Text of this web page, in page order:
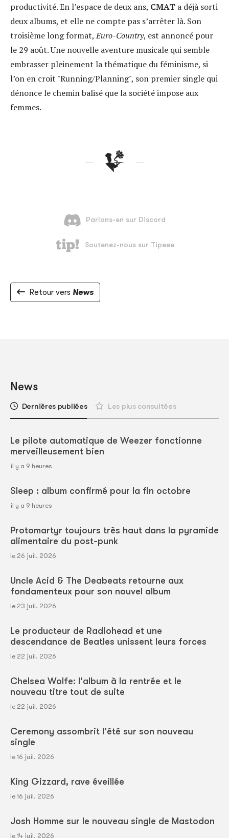
productivité. En l’espace de deux ans, CMAT a déjà sorti
deux albums, et elle ne compte pas s’arrêter là. Son
troisième long format,Euro-Country, est annoncé pour
le 29 août. Une nouvelle aventure musicale qui semble
embrasser pleinement la thématique du féminisme, si
l’on en croit "Running/Planning", son premier single qui
dénonce le chemin balisé que la société impose aux
femmes.
Retour vers News
News
Dernières publiées Les plus consultées
Le pilote automatique de Weezer fonctionne
merveilleusement bien
il y a 9 heures
Sleep : album confirmé pour la fin octobre
il y a 9 heures
Protomartyr toujours très haut dans la pyramide
alimentaire du post-punk
le 26 juil. 2026
Uncle Acid & The Deabeats retourne aux
fondamenteux pour son nouvel album
le 23 juil. 2026
Le producteur de Radiohead et une
descendance de Beatles unissent leurs forces
le 22 juil. 2026
Chelsea Wolfe: l'album à la rentrée et le
nouveau titre tout de suite
le 22 juil. 2026
Ceremony assombrit l'été sur son nouveau
single
le 16 juil. 2026
King Gizzard, rave éveillée
le 16 juil. 2026
Josh Homme sur le nouveau single de Mastodon
le 14 juil. 2026